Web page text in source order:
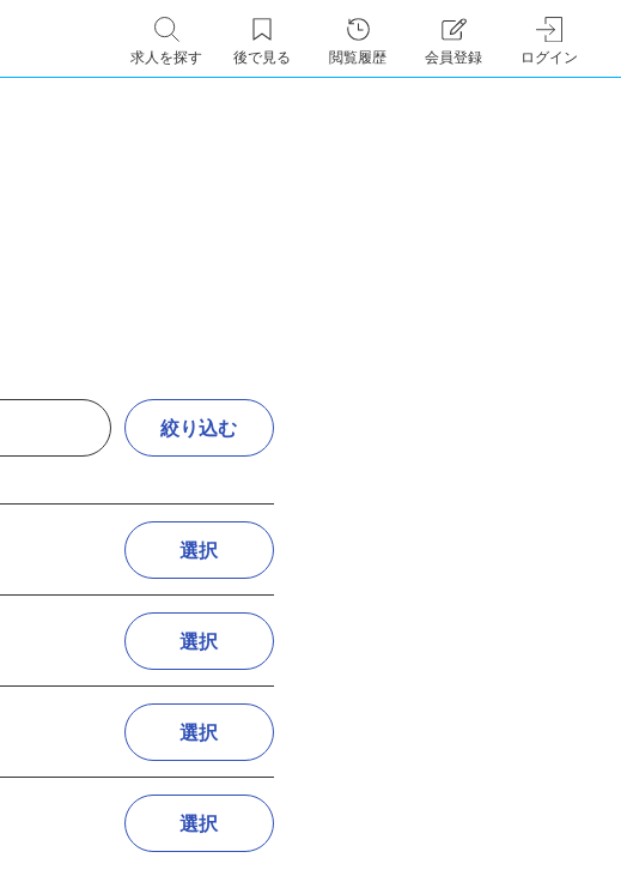
求人を探す 後で見る 閲覧履歴 会員登録 ログイン
絞り込む
選択
選択
選択
選択